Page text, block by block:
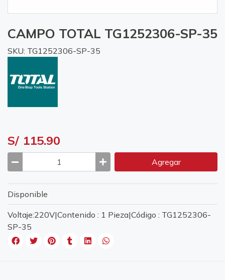
CAMPO TOTAL TG1252306-SP-35
SKU: TG1252306-SP-35
S/ 115.90
Agregar
Disponible
Voltaje:220V|Contenido : 1 Pieza|Código : TG1252306-
SP-35